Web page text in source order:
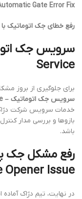
Gate Error Fix
رفع خطای جک
Service
برای جلوگیری از بروز
سرویس جک اتوماتیک – Automatic Gate Service
خدمات سرویس شرکت
بازوها و بررسی مدار
باشد.
Opener Issue
در نهایت، تیم دژاک